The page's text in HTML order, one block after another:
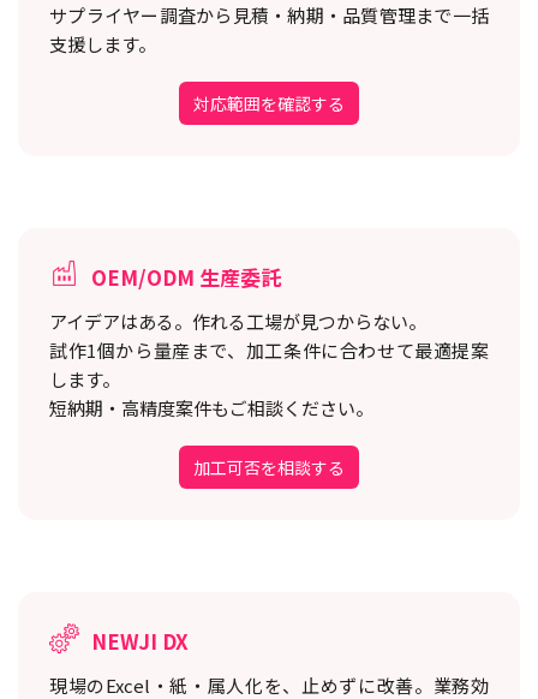
サプライヤー調査から見積・納期・品質管理まで一括
支援します。
対応範囲を確認する
OEM/ODM 生産委託
アイデアはある。作れる工場が見つからない。
試作1個から量産まで、加工条件に合わせて最適提案
します。
短納期・高精度案件もご相談ください。
加工可否を相談する
NEWJI DX
現場のExcel・紙・属人化を、止めずに改善。 業務効